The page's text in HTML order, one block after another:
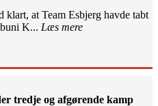
klart, at Team Esbjerg havde tabt
K... Læs mere
tredje og afgørende kamp